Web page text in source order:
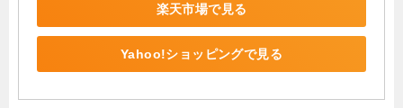
楽天市場で見る
Yahoo!ショッピングで見る